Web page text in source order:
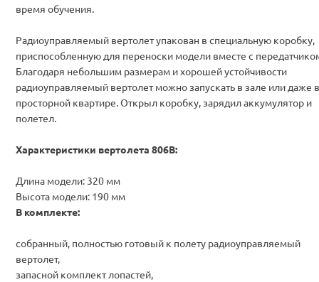
время обучения.
Радиоуправляемый вертолет упакован в специальную коробку,
приспособленную для переноски модели вместе с
Благодаря небольшим размерам и хорошей устойчивости
радиоуправляемый вертолет можно запускать в зале или даже в
просторной квартире. Открыл коробку, зарядил аккумулятор и
полетел.
Характеристики вертолета 806B:
Длина модели: 320 мм
Высота модели: 190 мм
В комплекте:
собранный, полностью готовый к полету радиоуправляемый
вертолет,
запасной комплект лопастей,